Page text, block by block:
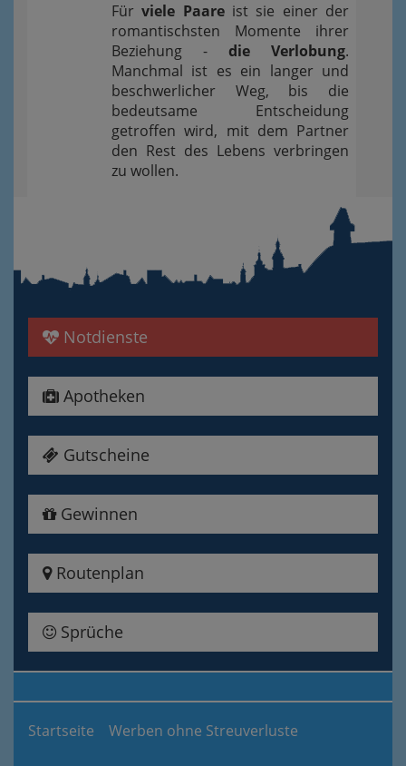
Fürviele Paareist sie einer der
romantischsten Momente ihrer
Beziehung - die Verlobung.
Manchmal ist es ein langer und
beschwerlicher Weg, bis die
bedeutsame Entscheidung
getroffen wird, mit dem Partner
den Rest des Lebens verbringen
zu wollen.
Notdienste
Apotheken
Gutscheine
Gewinnen
Routenplan
Sprüche
Startseite Werben ohne Streuverluste